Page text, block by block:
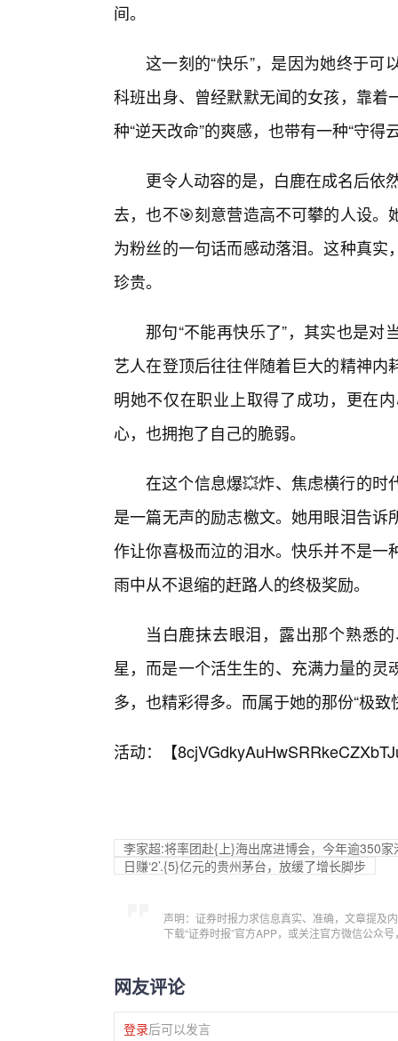
间。
这一刻的“快乐”，是因为她终于
科班出身、曾经默默无闻的女孩，靠
种“逆天改命”的爽感，也带有一种“守得
更令人动容的是，白鹿在成名后依
去，也不🎯刻意营造高不可攀的人设
为粉丝的一句话而感动落泪。这种真
珍贵。
那句“不能再快乐了”，其实也是
艺人在登顶后往往伴随着巨大的精神
明她不仅在职业上取得了成功，更在
心，也拥抱了自己的脆弱。
在这个信息爆💥炸、焦虑横行的时
是一篇无声的励志檄文。她用眼泪告
作让你喜极而泣的泪水。快乐并不是
雨中从不退缩的赶路人的终极奖励。
当白鹿抹去眼泪，露出那个熟悉
星，而是一个活生生的、充满力量的
多，也精彩得多。而属于她的那份“极
活动：【
李家超:将率团赴{上}海出席进博会，今年逾350
日赚‘2’.{5}亿元的贵州茅台，放缓了增长脚步
声明：证券时报力求信息真实、准确，文章提及
下载“证券时报”官方APP，或关注官方微信公众
网友评论
登录后可以发言